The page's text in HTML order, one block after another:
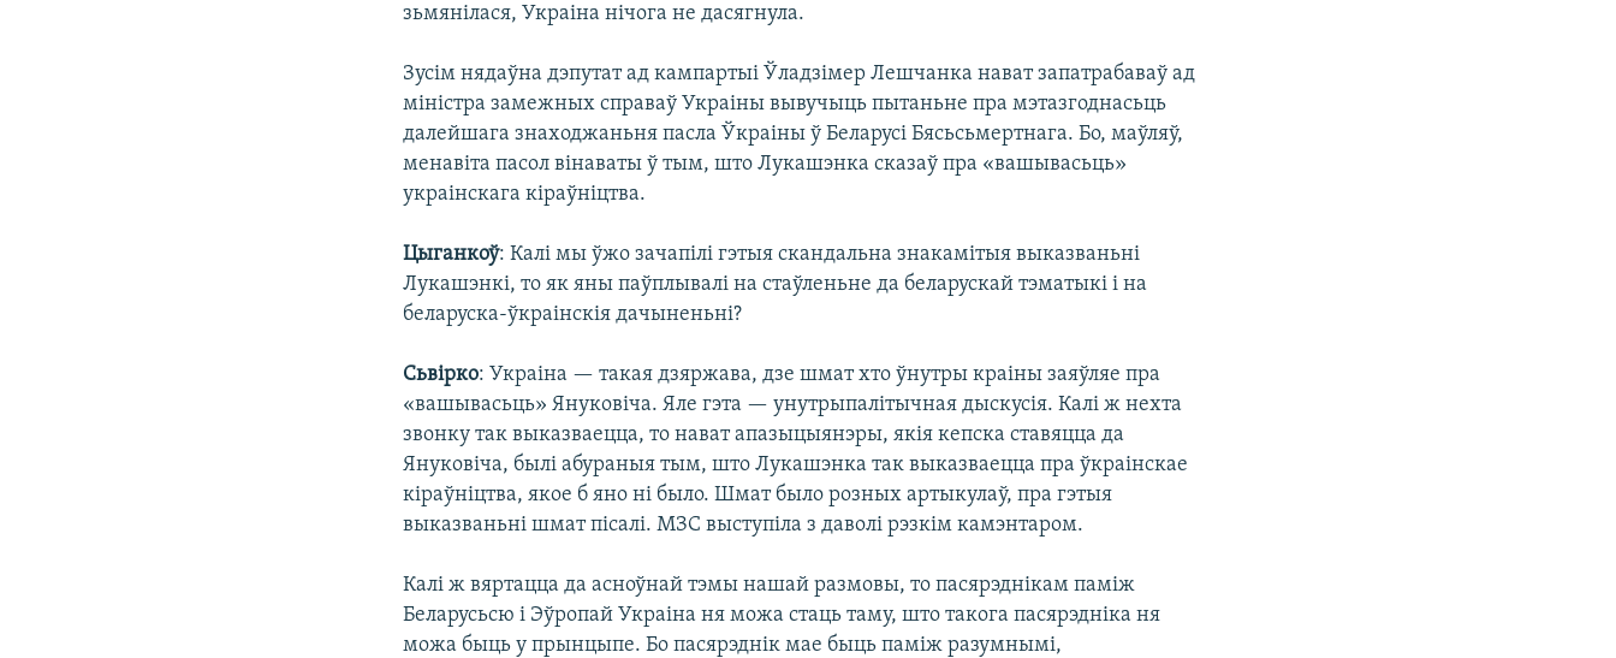
зьмянілася, Украіна нічога не дасягнула.
Зусім нядаўна дэпутат ад кампартыі Ўладзімер Лешчанка нават запатрабаваў ад
міністра замежных справаў Украіны вывучыць пытаньне пра мэтазгоднасьць
далейшага знаходжаньня пасла Ўкраіны ў Беларусі Бясьсьмертнага. Бо, маўляў,
менавіта пасол вінаваты ў тым, што Лукашэнка сказаў пра «вашывасьць»
украінскага кіраўніцтва.
Цыганкоў: Калі мы ўжо зачапілі гэтыя скандальна знакамітыя выказваньні
Лукашэнкі, то як яны паўплывалі на стаўленьне да беларускай тэматыкі і на
беларуска-ўкраінскія дачыненьні?
Сьвірко: Украіна — такая дзяржава, дзе шмат хто ўнутры краіны заяўляе пра
«вашывасьць» Януковіча. Яле гэта — унутрыпалітычная дыскусія. Калі ж нехта
звонку так выказваецца, то нават апазыцыянэры, якія кепска ставяцца да
Януковіча, былі абураныя тым, што Лукашэнка так выказваецца пра ўкраінскае
кіраўніцтва, якое б яно ні было. Шмат было розных артыкулаў, пра гэтыя
выказваньні шмат пісалі. МЗС выступіла з даволі рэзкім камэнтаром.
Калі ж вяртацца да асноўнай тэмы нашай размовы, то пасярэднікам паміж
Беларусьсю і Эўропай Украіна ня можа стаць таму, што такога пасярэдніка ня
можа быць у прынцыпе. Бо пасярэднік мае быць паміж разумнымі,